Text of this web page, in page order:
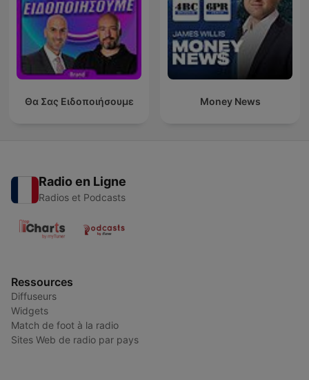
Θα Σας Ειδοποιήσουμε Money News
Radio en Ligne
Radios et Podcasts
Ressources
Diffuseurs
Widgets
Match de foot à la radio
Sites Web de radio par pays